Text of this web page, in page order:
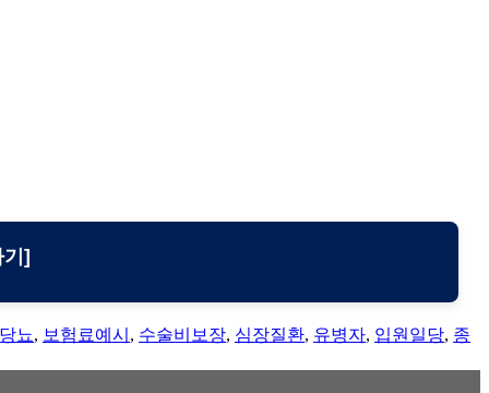
]
당뇨, 보험료예시 , 수술비보장, 심장질환, 유병자, 입원일당, 종